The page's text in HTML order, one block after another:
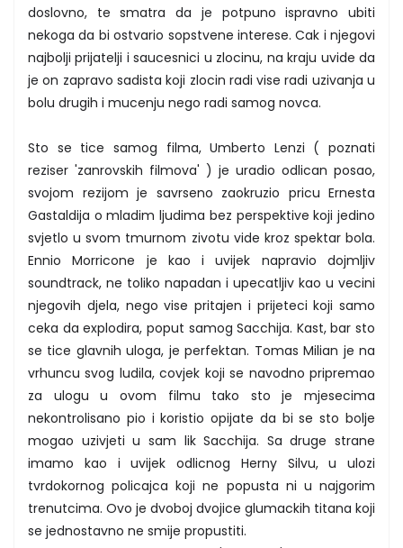
doslovno, te smatra da je potpuno ispravno ubiti
nekoga da bi ostvario sopstvene interese. Cak i njegovi
najbolji prijatelji i saucesnici u zlocinu, na kraju uvide da
je on zapravo sadista koji zlocin radi vise radi uzivanja u
bolu drugih i mucenju nego radi samog novca.
Sto se tice samog filma, Umberto Lenzi ( poznati
reziser 'zanrovskih filmova' ) je uradio odlican posao,
svojom rezijom je savrseno zaokruzio pricu Ernesta
Gastaldija o mladim ljudima bez perspektive koji jedino
svjetlo u svom tmurnom zivotu vide kroz spektar bola.
Ennio Morricone je kao i uvijek napravio dojmljiv
soundtrack, ne toliko napadan i upecatljiv kao u vecini
njegovih djela, nego vise pritajen i prijeteci koji samo
ceka da explodira, poput samog Sacchija. Kast, bar sto
se tice glavnih uloga, je perfektan. Tomas Milian je na
vrhuncu svog ludila, covjek koji se navodno pripremao
za ulogu u ovom filmu tako sto je mjesecima
nekontrolisano pio i koristio opijate da bi se sto bolje
mogao uzivjeti u sam lik Sacchija. Sa druge strane
imamo kao i uvijek odlicnog Herny Silvu, u ulozi
tvrdokornog policajca koji ne popusta ni u najgorim
trenutcima. Ovo je dvoboj dvojice glumackih titana koji
se jednostavno ne smije propustiti.